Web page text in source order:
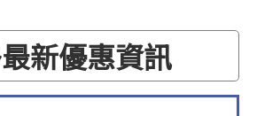
新優惠資訊